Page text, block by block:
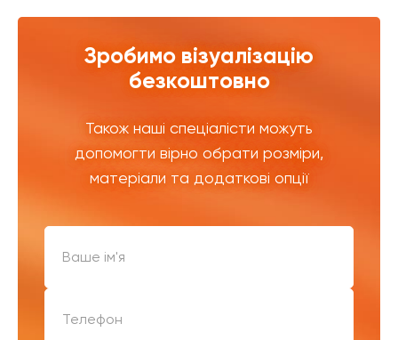
Зробимо візуалізацію
безкоштовно
Також наші спеціалісти можуть
допомогти вірно обрати розміри,
матеріали та додаткові опції